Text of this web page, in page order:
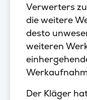
Verwerters
die weitere
desto
weiteren
Der Kläger